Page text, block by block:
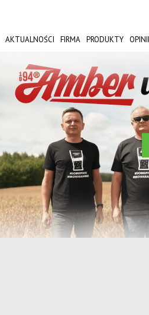
AKTUALNOŚCI FIRMA PRODUKTY
AMBER FEST